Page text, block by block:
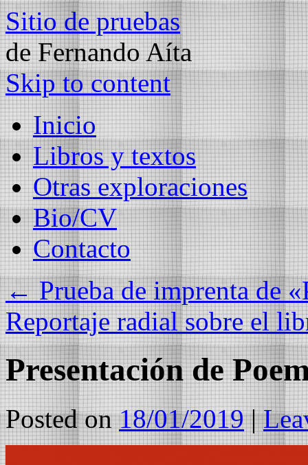
Sitio de pruebas
de Fernando Aíta
Skip to content
Inicio
Libros y textos
Otras exploraciones
Bio/CV
Contacto
←Prueba de imprenta de
Reportaje radial sobre el
Presentación de
Posted on 18/01/2019 |